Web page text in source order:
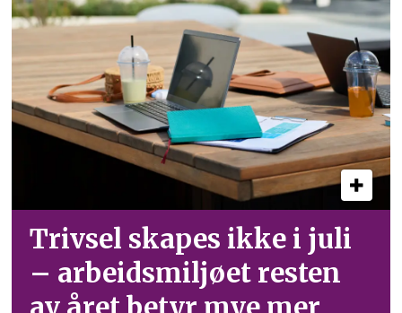
Trivsel skapes ikke i juli
– arbeid­smiljøet resten